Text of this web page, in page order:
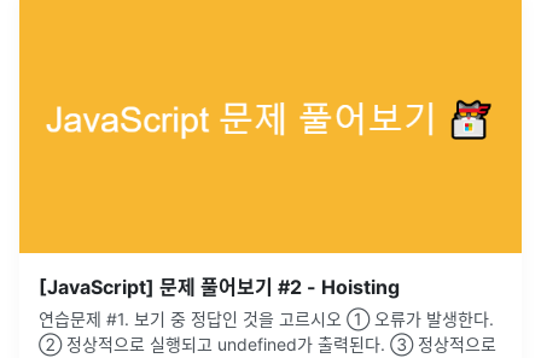
[JavaScript] 문제 풀어보기 #2 - Hoisting
연습문제 #1. 보기 중 정답인 것을 고르시오 ① 오류가 발생한다.
② 정상적으로 실행되고 undefined가 출력된다. ③ 정상적으로